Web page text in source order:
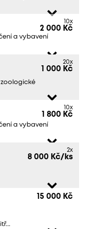
10x
2 000 Kč
a vybavení
20x
1 000 Kč
zoologické
10x
1 800 Kč
a vybavení
2x
8 000 Kč/ks
15 000 Kč